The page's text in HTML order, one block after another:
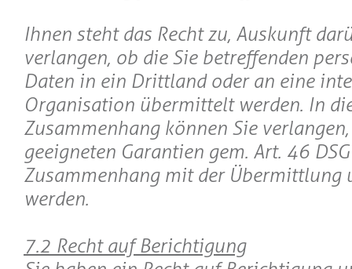
Ihnen steht das Recht zu, Auskunft
verlangen, ob die Sie betreffenden
Daten in ein Drittland oder an eine
Organisation übermittelt werden. In
Zusammenhang können Sie
geeigneten Garantien gem. Art. 46
Zusammenhang mit der Übermittlung
werden.
7.2 Recht auf Berichtigung